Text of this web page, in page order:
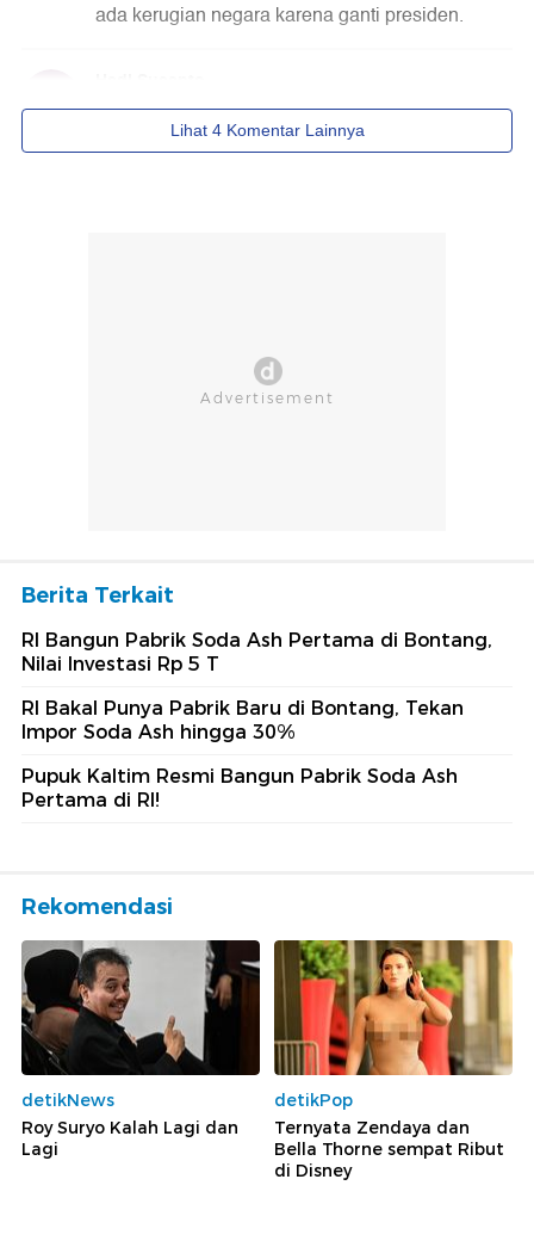
Berita Terkait
RI Bangun Pabrik Soda Ash Pertama di Bontang,
Nilai Investasi Rp 5 T
RI Bakal Punya Pabrik Baru di Bontang, Tekan
Impor Soda Ash hingga 30%
Pupuk Kaltim Resmi Bangun Pabrik Soda Ash
Pertama di RI!
Rekomendasi
detikNews
Roy Suryo Kalah Lagi dan
Lagi
detikPop
Ternyata Zendaya dan
Bella Thorne sempat Ribut
di Disney